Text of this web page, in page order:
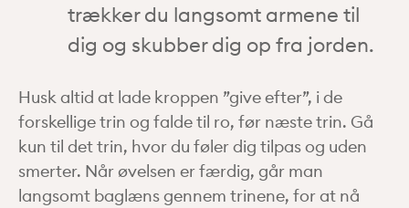
trækker du langsomt armene til
dig og skubber dig op fra jorden.
Husk altid at lade kroppen ”give efter”, i de
forskellige trin og falde til ro, før næste trin. Gå
kun til det trin, hvor du føler dig tilpas og uden
smerter. Når øvelsen er færdig, går man
langsomt baglæns gennem trinene, for at nå